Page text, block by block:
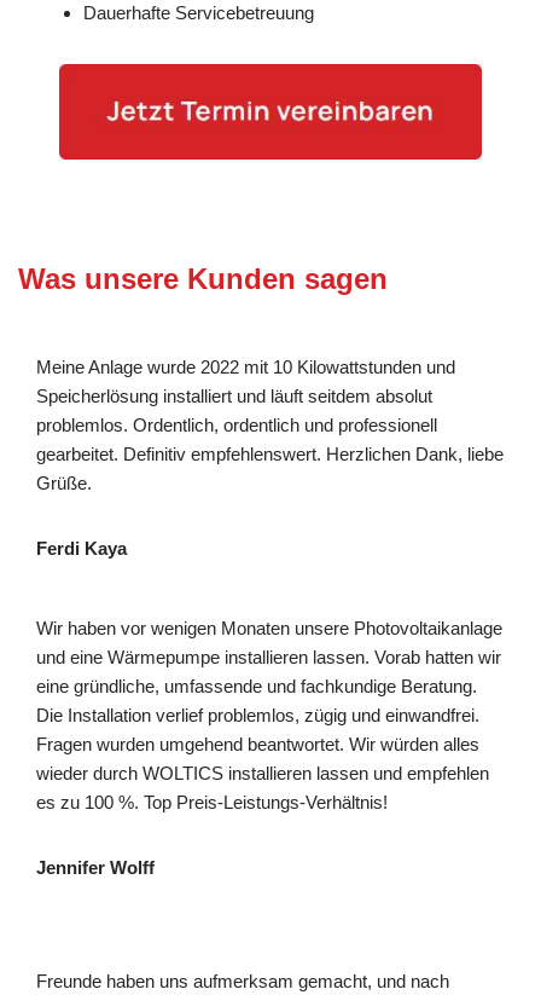
Dauerhafte Servicebetreuung
Was unsere Kunden sagen
Meine Anlage wurde 2022 mit 10 Kilowattstunden und
Speicherlösung installiert und läuft seitdem absolut
problemlos. Ordentlich, ordentlich und professionell
gearbeitet. Definitiv empfehlenswert. Herzlichen Dank, liebe
Grüße.
Ferdi Kaya
Wir haben vor wenigen Monaten unsere Photovoltaikanlage
und eine Wärmepumpe installieren lassen. Vorab hatten wir
eine gründliche, umfassende und fachkundige Beratung.
Die Installation verlief problemlos, zügig und einwandfrei.
Fragen wurden umgehend beantwortet. Wir würden alles
wieder durch WOLTICS installieren lassen und empfehlen
es zu 100 %. Top Preis-Leistungs-Verhältnis!
Jennifer Wolff
Freunde haben uns aufmerksam gemacht, und nach